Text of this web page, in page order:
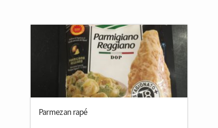
Parmezan rapé